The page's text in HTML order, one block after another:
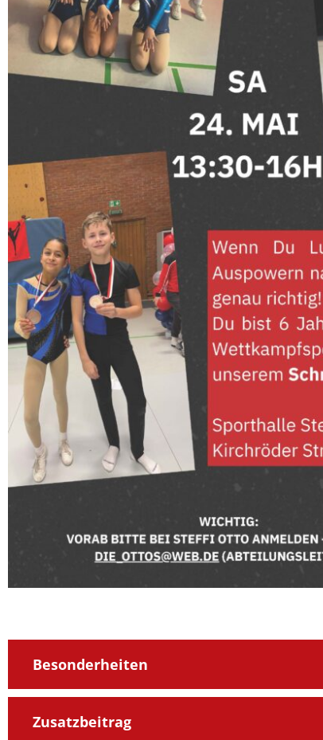
Besonderheiten
Zusatzbeitrag